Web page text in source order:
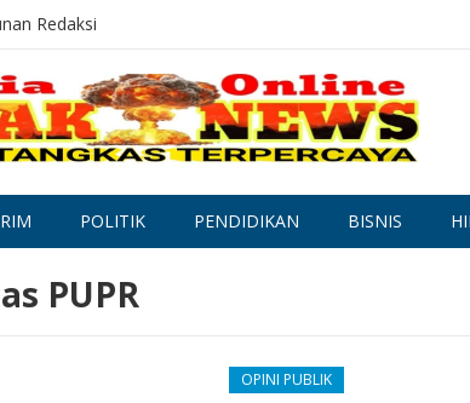
Redaksi
POLITIK PENDIDIKAN BISNIS
PUPR
OPINI PUBLIK